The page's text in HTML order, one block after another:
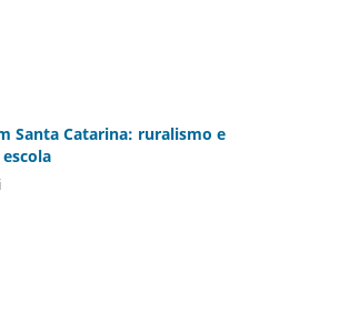
Santa Catarina: ruralismo e